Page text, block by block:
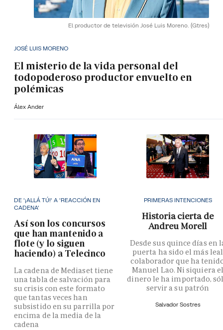
El productor de televisión José Luis Moreno. (Gtres)
JOSÉ LUIS MORENO
El misterio de la vida personal del
todopoderoso productor envuelto en
polémicas
Álex Ander
DE '¡ALLÁ TÚ!' A 'REACCIÓN EN
CADENA'
Así son los concursos
que han mantenido a
flote (y lo siguen
haciendo) a Telecinco
La cadena de Mediaset tiene
una tabla de salvación para
su crisis con este formato
que tantas veces han
subsistido en su parrilla por
encima de la media de la
cadena
PRIMERAS INTENCIONES
Historia cierta de
Andreu Morell
Desde sus quince días en
puerta ha sido el más leal
colaborador que ha
Manuel Lao. Ni siquiera
dinero le ha importado,
servir a su patrón
Salvador Sostres